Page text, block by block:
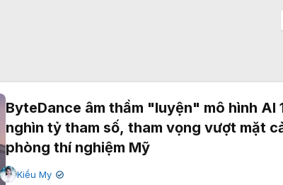
ByteDance âm thầm "luyện" mô hình AI
nghìn tỷ tham số, tham vọng vượt mặt
phòng thí nghiệm Mỹ
Kiều My ✔